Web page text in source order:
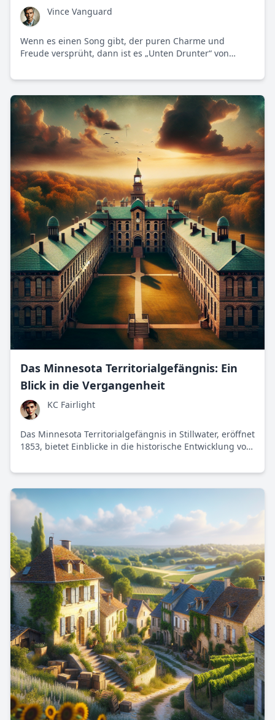
Vince Vanguard
Wenn es einen Song gibt, der puren Charme und
Freude versprüht, dann ist es „Unten Drunter“ von
musikalische Meisterschaft in Einfachheit liegt.
Das Minnesota Territorialgefängnis: Ein
Blick in die Vergangenheit
KC Fairlight
Das Minnesota Territorialgefängnis in Stillwater, eröffnet
1853, bietet Einblicke in die historische Entwicklung von